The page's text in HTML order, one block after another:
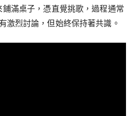
滿桌子，憑直覺挑歌，過程通常
激烈討論，但始終保持著共識。